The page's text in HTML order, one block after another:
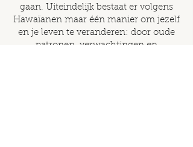
gaan. Uiteindelijk bestaat er volgens
Hawaïanen maar één manier om jezelf
en je leven te veranderen: door oude
patronen, verwachtingen en